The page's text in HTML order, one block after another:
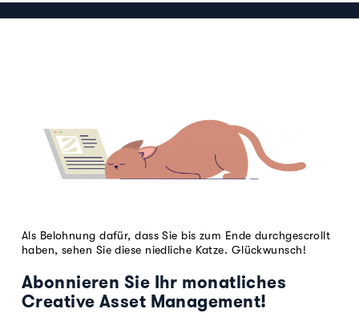
Als Belohnung dafür, dass Sie bis zum Ende durchgescrollt
haben, sehen Sie diese niedliche Katze. Glückwunsch!
Abonnieren Sie Ihr monatliches
Creative Asset Management!